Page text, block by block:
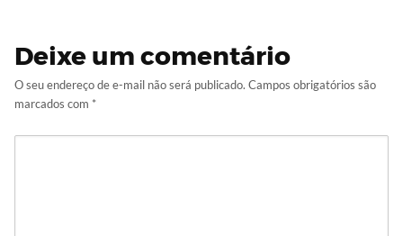
Deixe um comentário
O seu endereço de e-mail não será publicado. Campos obrigatórios são
marcados com *